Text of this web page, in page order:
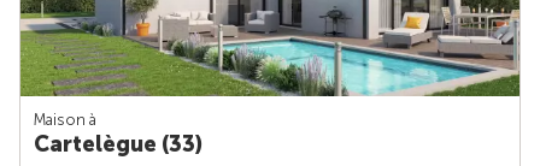
Maison à
Cartelègue (33)